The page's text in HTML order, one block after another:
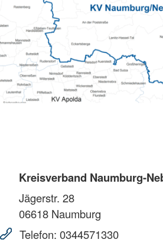
Kreisverband Naumburg-
Jägerstr. 28
06618 Naumburg
Telefon: 0344571330